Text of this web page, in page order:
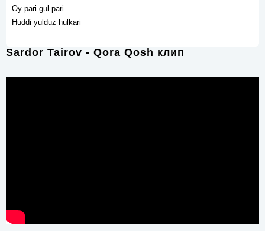
Oy pari gul pari
Huddi yulduz hulkari
Sardor Tairov - Qora Qosh клип